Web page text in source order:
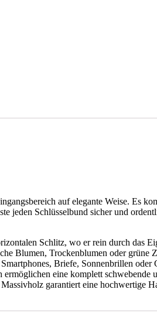
auf elegante Weise. Es
jeden Schlüsselbund sicher und
Schlitz, wo er rein durch das
Blumen, Trockenblumen oder grüne
Briefe, Sonnenbrillen oder
eine komplett schwebende
garantiert eine hochwertige